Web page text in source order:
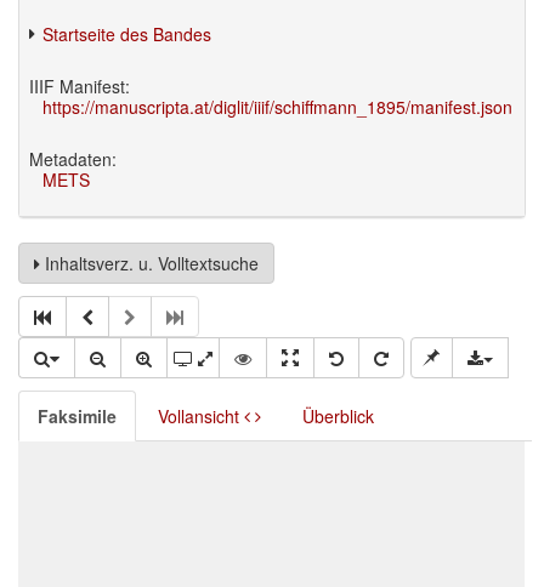
Startseite des Bandes
IIIF Manifest:
https://manuscripta.at/diglit/iiif/schiffmann_1895/manifest.json
Metadaten:
METS
Inhaltsverz. u. Volltextsuche
Faksimile Vollansicht Überblick